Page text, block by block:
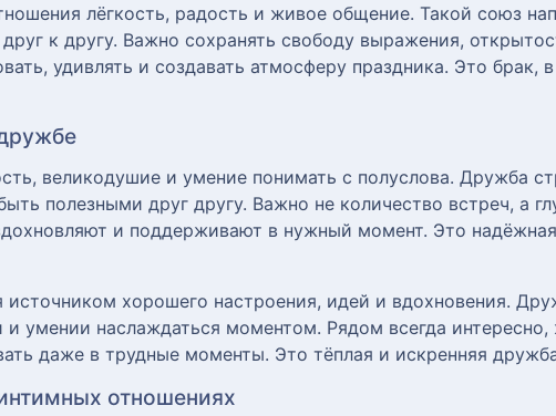
лёгкость, радость и живое общение. Такой союз
к другу. Важно сохранять свободу выражения,
удивлять и создавать атмосферу праздника. Это
великодушие и умение понимать с полуслова. Дружба
полезными друг другу. Важно не количество встреч, а
и поддерживают в нужный момент. Это
источником хорошего настроения, идей и вдохновения.
и умении наслаждаться моментом. Рядом всегда
даже в трудные моменты. Это тёплая и искренняя
отношениях